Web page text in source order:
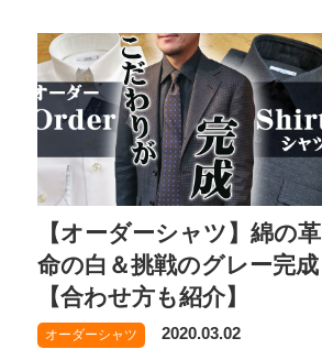
【オーダーシャツ】綿の革
命の白＆挑戦のグレー完成
【合わせ方も紹介】
オーダーシャツ
2020.03.02